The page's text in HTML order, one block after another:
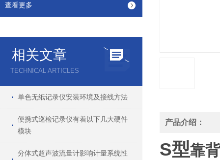
查看更多
相关文章
TECHNICAL ARTICLES
单色无纸记录仪安装环境及接线方法
便携式巡检记录仪有着以下几大硬件
模块
分体式超声波流量计影响计量系统性
产品介绍：
S型靠